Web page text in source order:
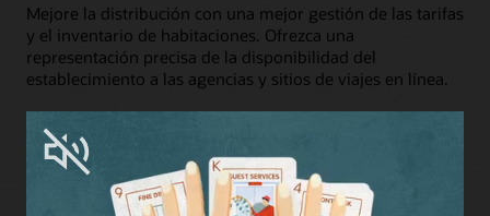
Mejore la distribución con una mejor gestión de las tarifas
y el inventario de habitaciones. Ofrezca una
representación precisa de la disponibilidad del
establecimiento a las agencias y sitios de viajes en línea.
Explora OPERA Distribution
Adopte nuevas tecnologías orientadas al
cliente sin preocuparse por la integración